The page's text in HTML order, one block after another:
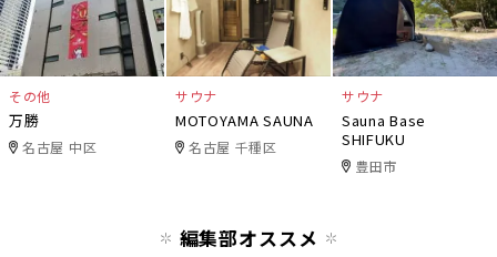
その他
万勝
名古屋 中区
サウナ
MOTOYAMA SAUNA
名古屋 千種区
サウナ
Sauna Base
SHIFUKU
豊田市
編集部オススメ